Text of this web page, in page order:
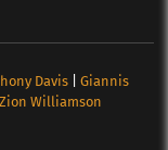
Davis| Giannis
Zion Williamson